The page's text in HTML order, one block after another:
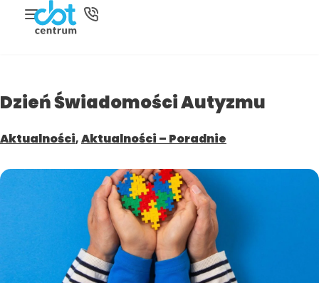
Dzień Świadomości Autyzmu
Aktualności,Aktualności – Poradnie